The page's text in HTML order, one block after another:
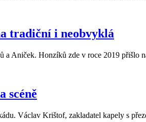
tradiční i neobvyklá
Aniček. Honzíků zde v roce 2019 přišlo
scéně
Václav Krištof, zakladatel kapely s